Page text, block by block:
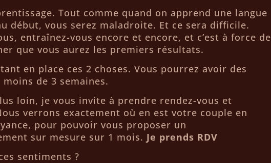
Tout comme quand on apprend une langue
début, vous serez maladroite. Et ce sera difficile.
entraînez-vous encore et encore, et c’est à force de
que vous aurez les premiers résultats.
en place ces 2 choses. Vous pourrez avoir des
de 3 semaines.
loin, je vous invite à prendre rendez-vous et
verrons exactement où en est votre couple en
pour pouvoir vous proposer un
sur mesure sur 1 mois. Je prends RDV
sentiments ?